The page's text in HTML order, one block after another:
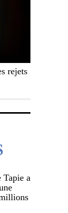
rejets
Tapie a